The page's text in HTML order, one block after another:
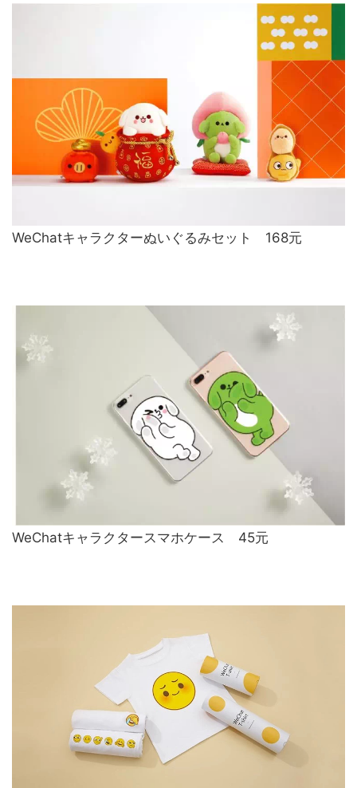
WeChatキャラクターぬいぐるみセット 168元
WeChatキャラクタースマホケース 45元